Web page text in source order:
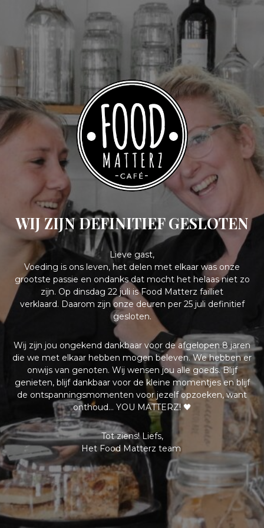
WIJ ZIJN DEFINITIEF GESLOTEN
Lieve gast,
Voeding is ons leven, het delen met elkaar was onze
grootste passie en ondanks dat mocht het helaas niet zo
zijn. Op dinsdag 22 juli is Food Matterz failliet
verklaard. Daarom zijn onze deuren per 25 juli definitief
gesloten.
Wij zijn jou ongekend dankbaar voor de afgelopen 8 jaren
die we met elkaar hebben mogen beleven. We hebben er
onwijs van genoten. Wij wensen jou alle goeds. Blijf
genieten, blijf dankbaar voor de kleine momentjes en blijf
de ontspanningsmomenten voor jezelf opzoeken, want
onthoud… YOU MATTERZ! 🖤
Tot ziens! Liefs,
Het Food Matterz team